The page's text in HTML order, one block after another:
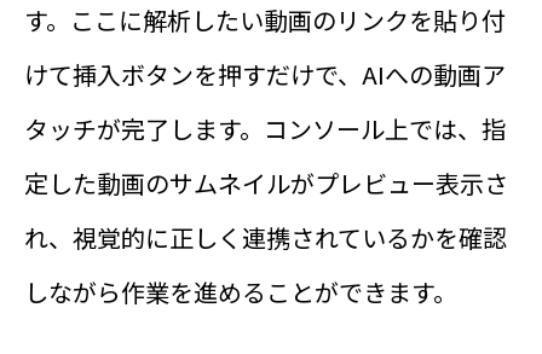
す。ここに解析したい動画のリンクを貼り付
けて挿入ボタンを押すだけで、AIへの動画ア
タッチが完了します。コンソール上では、指
定した動画のサムネイルがプレビュー表示さ
れ、視覚的に正しく連携されているかを確認
しながら作業を進めることができます。